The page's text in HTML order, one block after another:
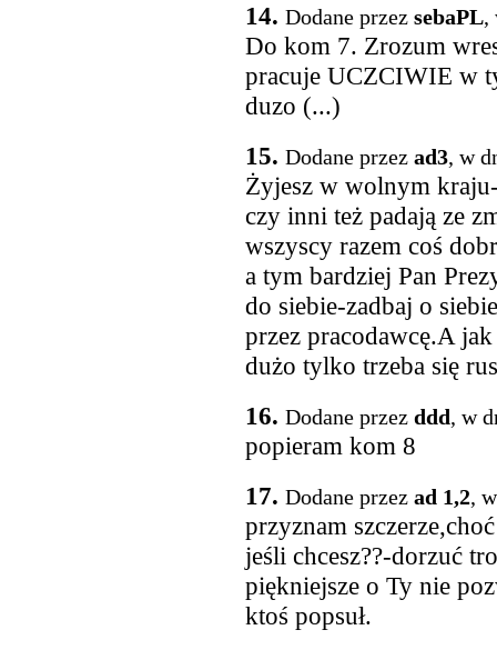
14. Dodane przez sebaPL,
Do kom 7. Zrozum
pracuje UCZCIWIE w
duzo (...)
15. Dodane przez ad3, w
Żyjesz w wolnym kraju-
czy inni też padają ze
wszyscy razem coś
a tym bardziej Pan
do siebie-zadbaj o
przez pracodawcę.A
dużo tylko trzeba się
16. Dodane przez ddd, w
popieram kom 8
17. Dodane przez ad 1,2,
przyznam
jeśli chcesz??-dorzuć
piękniejsze o Ty nie
ktoś popsuł.